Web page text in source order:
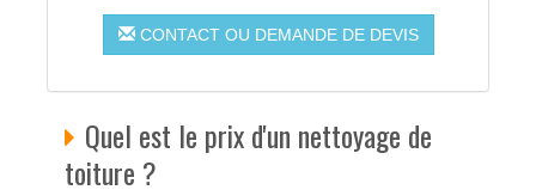
CONTACT OU DEMANDE DE DEVIS
Quel est le prix d'un nettoyage de
toiture ?